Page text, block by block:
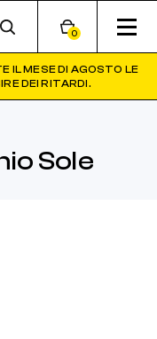
0
IL MESE DI AGOSTO LE
DEI RITARDI.
Sole